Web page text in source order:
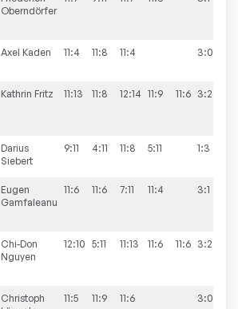
Oberndörfer
Axel Kaden 11:4 11:8 11:4 3:0
Kathrin Fritz 11:13 11:8 12:14 11:9 11:6 3:2
Darius
Siebert
9:11 4:11 11:8 5:11 1:3
Eugen
Gamfaleanu
11:6 11:6 7:11 11:4 3:1
Chi-Don
Nguyen
12:10 5:11 11:13 11:6 11:6 3:2
Christoph
11:5 11:9 11:6 3:0